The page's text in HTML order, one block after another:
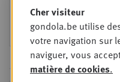
MER
9
SEPT
business
Intro to
Cher visiteur
gondola.be utilise
votre navigation sur
naviguer, vous
matière de cookies.